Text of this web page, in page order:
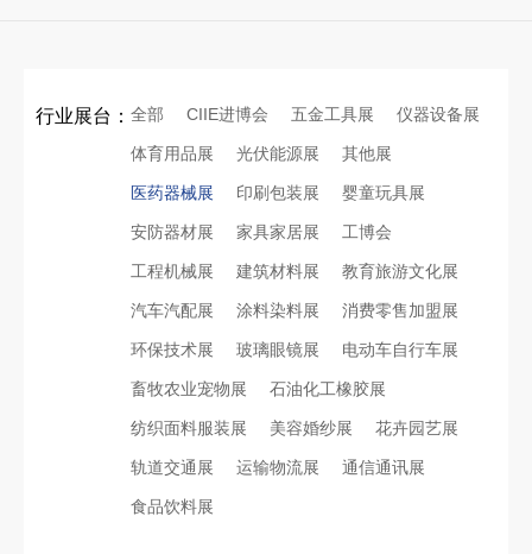
行业展台： 全部 CIIE进博会 五金工具展 仪器设备展
体育用品展 光伏能源展 其他展
医药器械展 印刷包装展 婴童玩具展
安防器材展 家具家居展 工博会
工程机械展 建筑材料展 教育旅游文化展
汽车汽配展 涂料染料展 消费零售加盟展
环保技术展 玻璃眼镜展 电动车自行车展
畜牧农业宠物展 石油化工橡胶展
纺织面料服装展 美容婚纱展 花卉园艺展
轨道交通展 运输物流展 通信通讯展
食品饮料展